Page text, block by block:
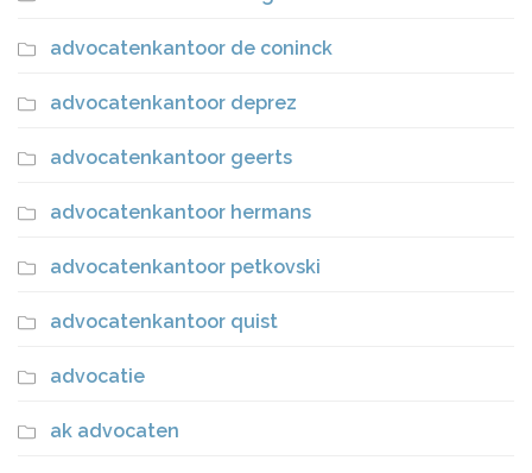
advocatenkantoor de coninck
advocatenkantoor deprez
advocatenkantoor geerts
advocatenkantoor hermans
advocatenkantoor petkovski
advocatenkantoor quist
advocatie
ak advocaten